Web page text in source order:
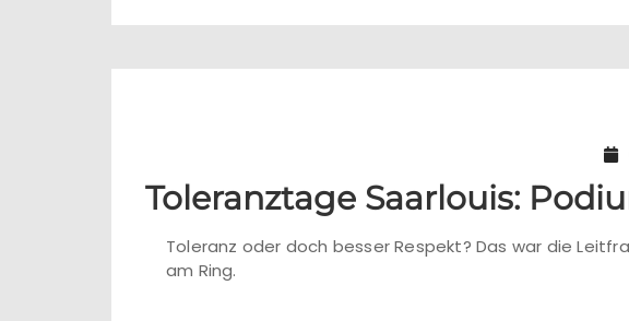
Toleranztage Saarlouis:
Toleranz oder doch besser Respekt? Das war die
am Ring.